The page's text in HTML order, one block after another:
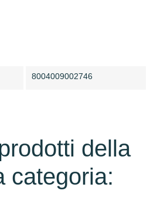
8004009002746
della
categoria: